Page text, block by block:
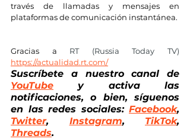
través de llamadas y mensajes en
plataformas de comunicación instantánea.
Gracias a
https://actualidad.rt.com/
Suscríbete a nuestro canal de
YouTube y activa las
notificaciones, o bien, síguenos
en las redes sociales: Facebook
Twitter, Instagram, TikTok
Threads.